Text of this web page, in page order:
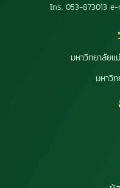
โทร. 053-873013
มหาวิทยาลัยแ
มหาวิ